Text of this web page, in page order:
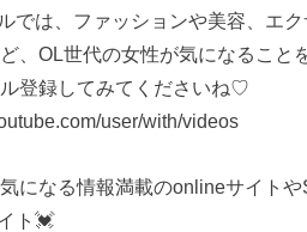
では、ファッションや美容、エ
、OL世代の女性が気になること
登録してみてくださいね♡
user/with/videos
になる情報満載のonlineサイト
ト💓